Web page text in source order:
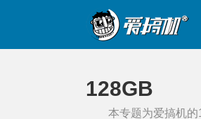
128GB
本专题为爱搞机的